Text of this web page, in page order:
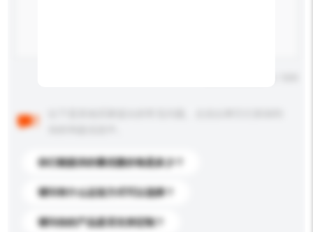
你们能提供的最优惠价格是多少？
请问有什么运送方式可以选择？
请问你的产品是否支持定制？